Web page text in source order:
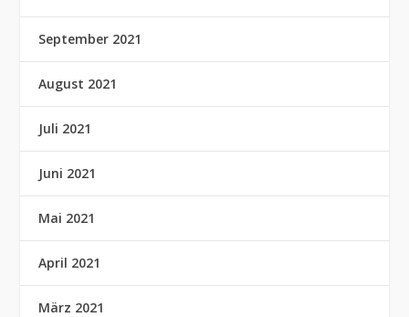
September 2021
August 2021
Juli 2021
Juni 2021
Mai 2021
April 2021
März 2021